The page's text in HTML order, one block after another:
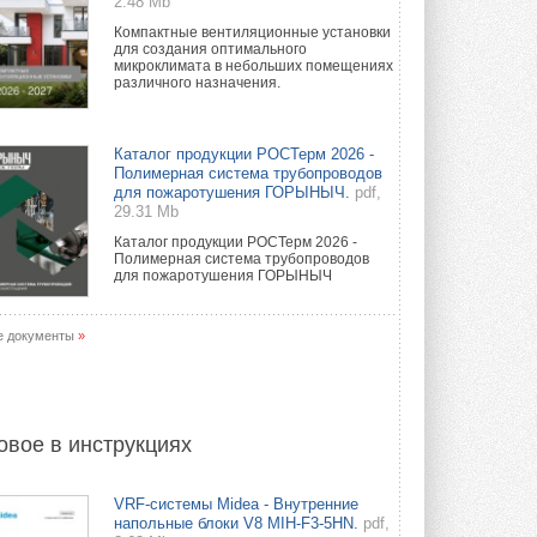
Компактные вентиляционные установки
для создания оптимального
микроклимата в небольших помещениях
различного назначения.
Каталог продукции РОСТерм 2026 -
Полимерная система трубопроводов
для пожаротушения ГОРЫНЫЧ.
pdf,
29.31 Mb
Каталог продукции РОСТерм 2026 -
Полимерная система трубопроводов
для пожаротушения ГОРЫНЫЧ
документы »
в инструкциях
VRF-системы Midea - Внутренние
напольные блоки V8 MIH-F3-5HN. pdf,